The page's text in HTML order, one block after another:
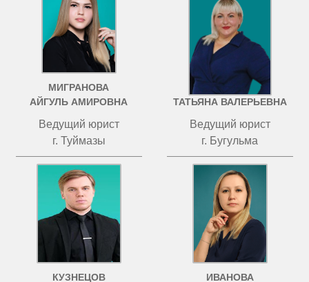
МИГРАНОВА
АЙГУЛЬ АМИРОВНА
Ведущий юрист
г. Туймазы
ЧИСТОВА
ТАТЬЯНА ВАЛЕРЬЕВНА
Ведущий юрист
г. Бугульма
КУЗНЕЦОВ
ИВАНОВА